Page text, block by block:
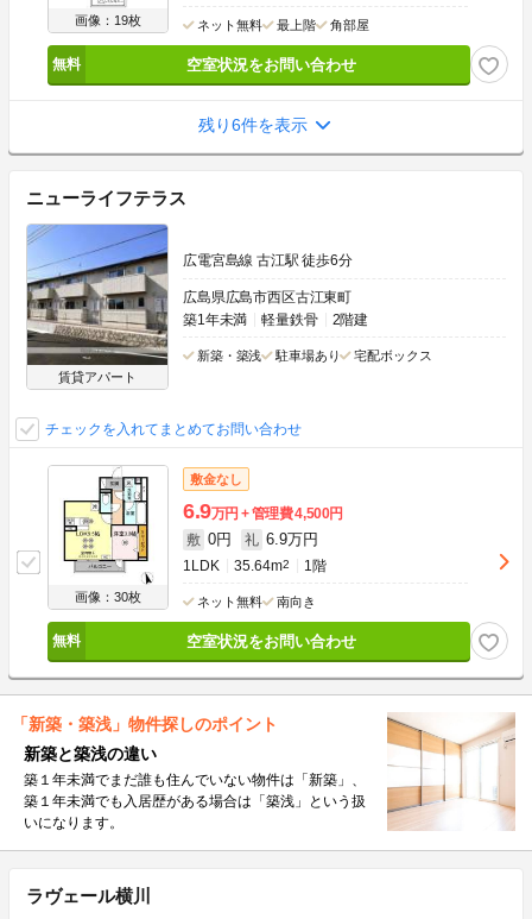
画像：19枚 ネット無料 最上階 角部屋
空室状況をお問い合わせ
残り6件を表示
ニューライフテラス
賃貸アパート
広電宮島線 古江駅 徒歩6分
広島県広島市西区古江東町
築1年未満
軽量鉄骨 2階建
新築・築浅 駐車場あり 宅配ボックス
チェックを入れてまとめてお問い合わせ
画像：30枚
敷金なし
6.9万円 管理費4,500円
敷 0円 礼 6.9万円
1LDK 35.64m2 1階
ネット無料 南向き
空室状況をお問い合わせ
「新築・築浅」物件探しのポイント
新築と築浅の違い
築１年未満でまだ誰も住んでいない物件は「新築」、
築１年未満でも入居歴がある場合は「築浅」という扱
いになります。
ラヴェール横川